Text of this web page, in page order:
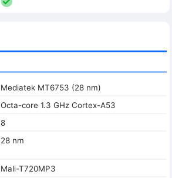
Mediatek MT6753 (28 nm)
Octa-core 1.3 GHz Cortex-A53
8
28 nm
Mali-T720MP3